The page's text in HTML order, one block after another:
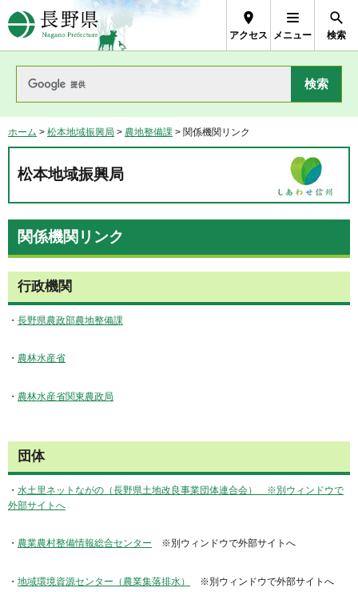
長野県Nagano Prefecture
アクセス メニュー 検索
ホーム > 松本地域振興局 > 農地整備課 > 関係機関リンク
松本地域振興局
関係機関リンク
行政機関
・ 長野県農政部農地整備課
・ 農林水産省
・ 農林水産省関東農政局
団体
・ 水土里ネットながの（長野県土地改良事業団体連合会） ※別ウィンドウで
外部サイトへ
・ 農業農村整備情報総合センター ※別ウィンドウで外部サイトへ
・ 地域環境資源センター（農業集落排水） ※別ウィンドウで外部サイトへ